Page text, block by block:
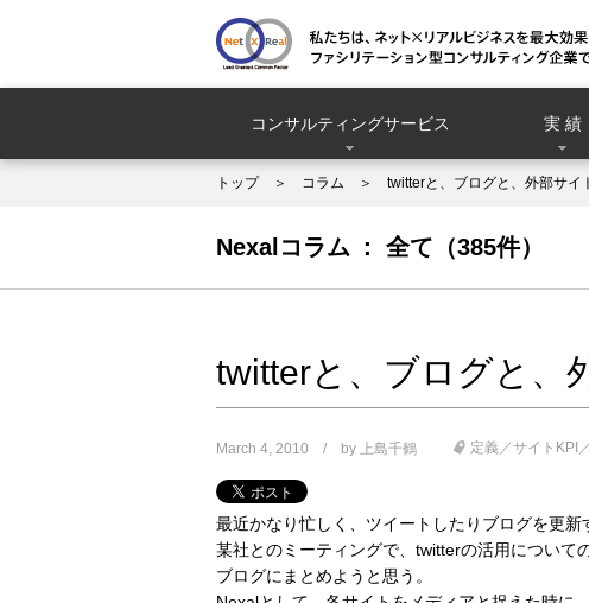
コンサルティングサービス 実 績
トップ コラム twitterと、ブログと、外部サイ
Nexalコラム 全て（385件）
twitterと、ブログと、
March 4, 2010 by 上島千鶴 定義／サイトKPI
最近かなり忙しく、ツイートしたりブログを更新
某社とのミーティングで、twitterの活用について
ブログにまとめようと思う。